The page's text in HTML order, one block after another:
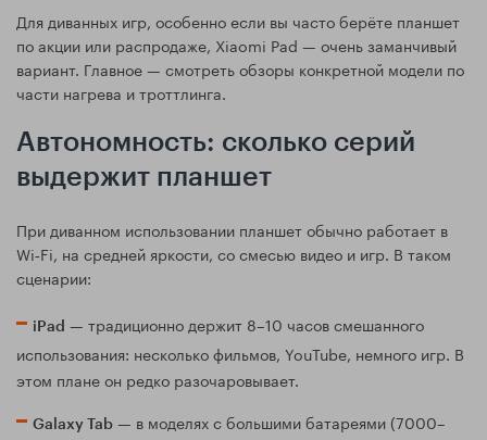
Для диванных игр, особенно если вы часто берёте планшет
по акции или распродаже, Xiaomi Pad — очень заманчивый
вариант. Главное — смотреть обзоры конкретной модели по
части нагрева и троттлинга.
Автономность: сколько серий
выдержит планшет
При диванном использовании планшет обычно работает в
Wi‑Fi, на средней яркости, со смесью видео и игр. В таком
сценарии:
iPad — традиционно держит 8–10 часов смешанного
использования: несколько фильмов, YouTube, немного игр. В
этом плане он редко разочаровывает.
Galaxy Tab — в моделях с большими батареями (7000–